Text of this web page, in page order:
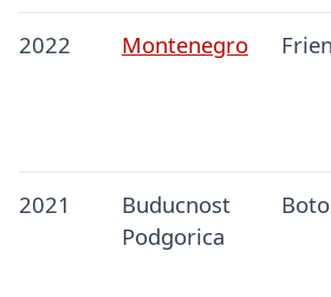
2022 Montenegro
2021
Buducnost
Podgorica